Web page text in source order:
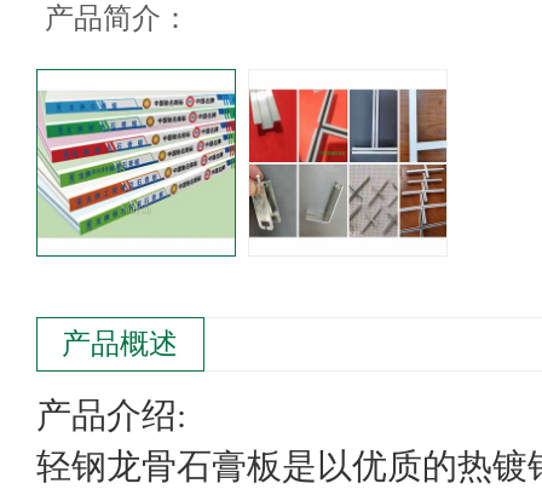
产品简介：
产品概述
产品介绍:
轻钢龙骨石膏板是以优质的热镀